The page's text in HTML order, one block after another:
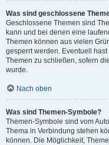
Was sind geschlossene
Geschlossene Themen sind
kann und bei denen eine
Themen können aus vielen
gesperrt werden. Eventuell
Themen zu schließen, sofern
wurde.
Nach oben
Was sind Themen-Symbole?
Themen-Symbole sind vom
Thema in Verbindung stehen
können. Die Möglichkeit,